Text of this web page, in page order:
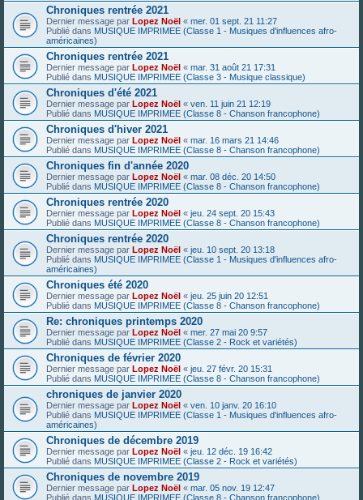
Chroniques rentrée 2021
Dernier message par Lopez Noël « mer. 01 sept. 21 11:27
Publié dans MUSIQUE IMPRIMEE (Classe 1 - Musiques d'influences afro-
américaines)
Chroniques rentrée 2021
Dernier message par Lopez Noël « mar. 31 août 21 17:31
Publié dans MUSIQUE IMPRIMEE (Classe 3 - Musique classique)
Chroniques d'été 2021
Dernier message par Lopez Noël « ven. 11 juin 21 12:19
Publié dans MUSIQUE IMPRIMEE (Classe 8 - Chanson francophone)
Chroniques d'hiver 2021
Dernier message par Lopez Noël « mar. 16 mars 21 14:46
Publié dans MUSIQUE IMPRIMEE (Classe 8 - Chanson francophone)
Chroniques fin d'année 2020
Dernier message par Lopez Noël « mar. 08 déc. 20 14:50
Publié dans MUSIQUE IMPRIMEE (Classe 8 - Chanson francophone)
Chroniques rentrée 2020
Dernier message par Lopez Noël « jeu. 24 sept. 20 15:43
Publié dans MUSIQUE IMPRIMEE (Classe 8 - Chanson francophone)
Chroniques rentrée 2020
Dernier message par Lopez Noël « jeu. 10 sept. 20 13:18
Publié dans MUSIQUE IMPRIMEE (Classe 1 - Musiques d'influences afro-
américaines)
Chroniques été 2020
Dernier message par Lopez Noël « jeu. 25 juin 20 12:51
Publié dans MUSIQUE IMPRIMEE (Classe 8 - Chanson francophone)
Re: chroniques printemps 2020
Dernier message par Lopez Noël « mer. 27 mai 20 9:57
Publié dans MUSIQUE IMPRIMEE (Classe 2 - Rock et variétés)
Chroniques de février 2020
Dernier message par Lopez Noël « jeu. 27 févr. 20 15:31
Publié dans MUSIQUE IMPRIMEE (Classe 8 - Chanson francophone)
chroniques de janvier 2020
Dernier message par Lopez Noël « ven. 10 janv. 20 16:10
Publié dans MUSIQUE IMPRIMEE (Classe 1 - Musiques d'influences afro-
américaines)
Chroniques de décembre 2019
Dernier message par Lopez Noël « jeu. 12 déc. 19 16:42
Publié dans MUSIQUE IMPRIMEE (Classe 2 - Rock et variétés)
Chroniques de novembre 2019
Dernier message par Lopez Noël « mar. 05 nov. 19 12:47
Publié dans MUSIQUE IMPRIMEE (Classe 8 - Chanson francophone)